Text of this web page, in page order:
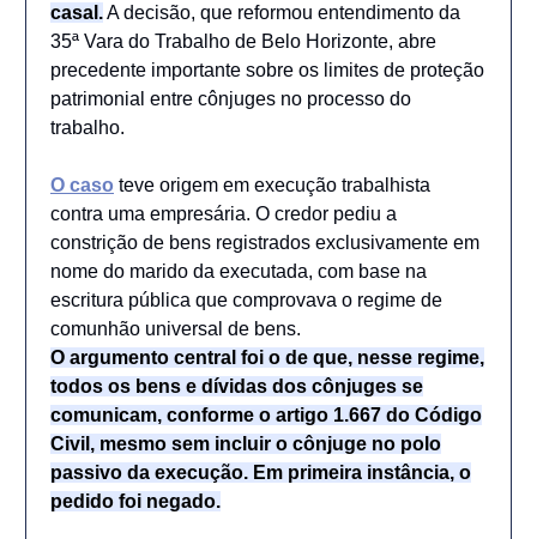
casal.A decisão, que reformou entendimento da
35ª Vara do Trabalho de Belo Horizonte, abre
precedente importante sobre os limites de proteção
patrimonial entre cônjuges no processo do
trabalho.
O caso teve origem em execução trabalhista
contra uma empresária. O credor pediu a
constrição de bens registrados exclusivamente em
nome do marido da executada, com base na
escritura pública que comprovava o regime de
comunhão universal de bens.
O argumento central foi o de que, nesse regime,
todos os bens e dívidas dos cônjuges se
comunicam, conforme o artigo 1.667 do Código
Civil, mesmo sem incluir o cônjuge no polo
passivo da execução. Em primeira instância, o
pedido foi negado.